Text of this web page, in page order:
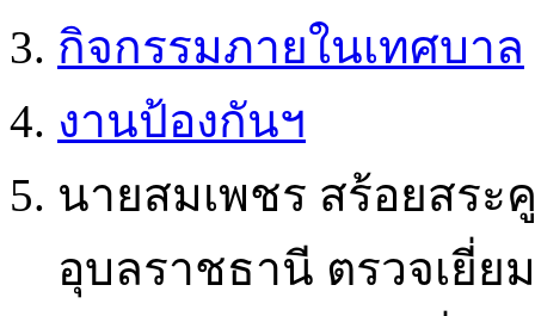
กิจกรรมภายในเทศบาล
งานป้องกันฯ
นายสมเพชร สร้อยสระ
อุบลราชธานี ตรวจเยี่ย